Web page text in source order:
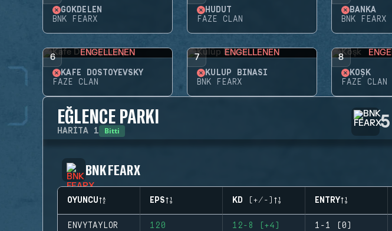
GÖKDELEN
BNK FEARX
HUDUT
FAZE CLAN
BANKA
BNK FEARX
6 ENGELLENEN
KAFE DOSTOYEVSKY
FAZE CLAN
7 ENGELLENEN
KULÜP BINASI
BNK FEARX
8
KÖŞK
FAZE CLAN
EĞLENCE PARKI
HARITA 1 Bitti 5
BNK FEARX
OYUNCU EPS KD (+/-) ENTRY
ENVYTAYLOR 120 12-8 (+4) 1-1 (0)